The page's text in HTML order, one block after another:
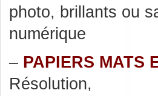
photo, brillants ou
numérique
– PAPIERS MATS
Résolution,